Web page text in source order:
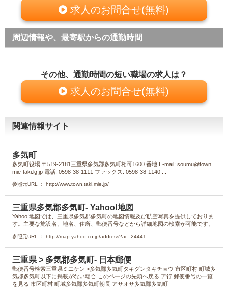
求人のお問合せ(無料)
周辺情報や、最寄駅からの通勤時間
その他、通勤時間の短い職場の求人は？
求人のお問合せ(無料)
関連情報サイト
多気町
多気町役場 〒519-2181三重県多気郡多気町相可1600 番地 E-mail: soumu@town.
mie-taki.lg.jp電話: 0598-38-1111 ファックス: 0598-38-1140 ...
参照元URL ： http://www.town.taki.mie.jp/
三重県多気郡多気町- Yahoo!地図
Yahoo!地図では、三重県多気郡多気町の地図情報及び航空写真を提供しておりま
す。主要な施設名、地名、住所、郵便番号などから詳細地図の検索が可能です。
参照元URL ： http://map.yahoo.co.jp/address?ac=24441
三重県 > 多気郡多気町- 日本郵便
郵便番号検索三重県ミエケン >多気郡多気町タキグンタキチョウ 市区町村 町域多
気郡多気町以下に掲載がない場合 このページの先頭へ戻る ア行 郵便番号の一覧
を見る 市区町村 町域多気郡多気町朝長 アサオサ多気郡多気町